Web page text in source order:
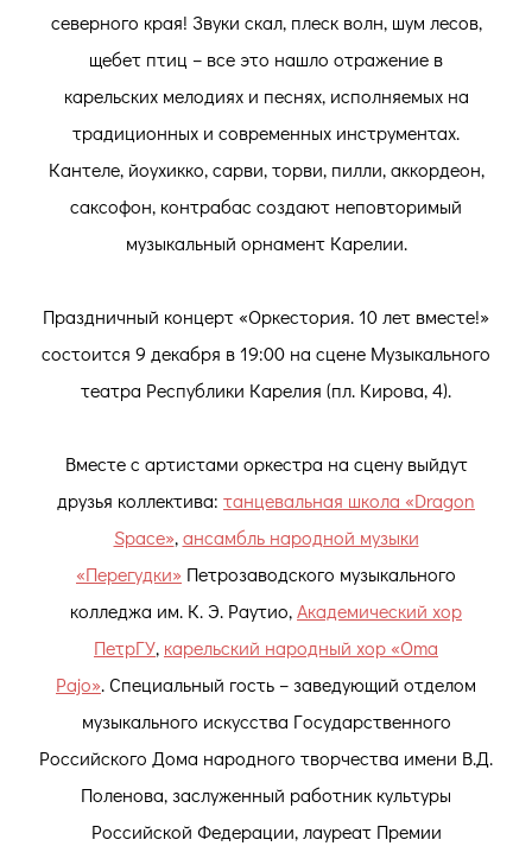
северного края! Звуки скал, плеск волн, шум лесов,
щебет птиц – все это нашло отражение в
карельских мелодиях и песнях, исполняемых на
традиционных и современных инструментах.
Кантеле, йоухикко, сарви, торви, пилли, аккордеон,
саксофон, контрабас создают неповторимый
музыкальный орнамент Карелии.
Праздничный концерт «Оркестория. 10 лет вместе!»
состоится 9 декабря в 19:00 на сцене Музыкального
театра Республики Карелия (пл. Кирова, 4).
Вместе с артистами оркестра на сцену выйдут
друзья коллектива: танцевальная школа «Dragon
Space»,ансамбль народной музыки
«Перегудки» Петрозаводского музыкального
колледжа им. К. Э. Раутио,Академический хор
ПетрГУ, карельский народный хор «Oma
Pajo». Специальный гость – заведующий отделом
музыкального искусства Государственного
Российского Дома народного творчества имени В.Д.
Поленова, заслуженный работник культуры
Российской Федерации, лауреат Премии